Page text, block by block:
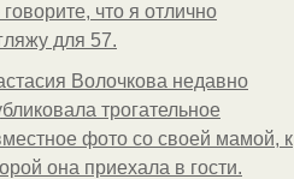
что я отлично
для 57.
Волочкова недавно
трогательное
фото со своей мамой, к
она приехала в гости.